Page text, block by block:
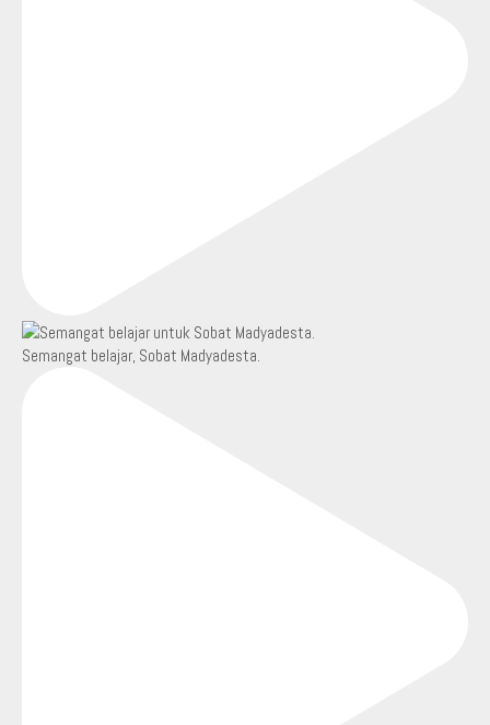
Semangat belajar, Sobat Madyadesta.